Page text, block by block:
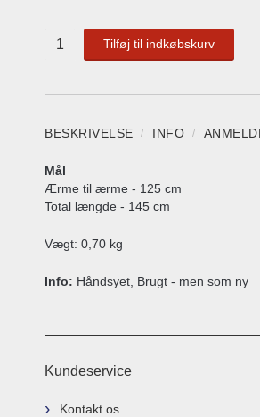
Tilføj til indkøbskurv
BESKRIVELSE INFO
Mål
Ærme til ærme - 125 cm
Total længde - 145 cm
Vægt: 0,70 kg
Info: Håndsyet, Brugt - men som ny
Kundeservice
Kontakt os